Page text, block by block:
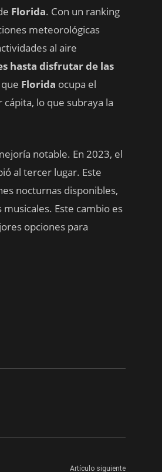
Florida. Con un ranking
meteorológicas
al aire
hasta disfrutar de las
Florida ocupa el
lo que subraya la
notable. En 2023, el
al tercer lugar. Este
nocturnas disponibles,
Este cambio es
opciones para
Artículo siguiente